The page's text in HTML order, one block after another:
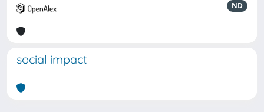
ND
social impact